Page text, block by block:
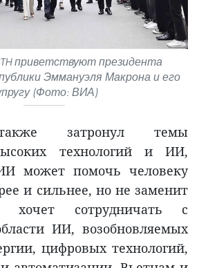
приветствуют президента
Эммануэля Макрона и его
(Фото: ВИА)
затронул темы
технологий и ИИ,
может помочь человеку
и сильнее, но не заменит
хочет сотрудничать с
ИИ, возобновляемых
цифровых технологий,